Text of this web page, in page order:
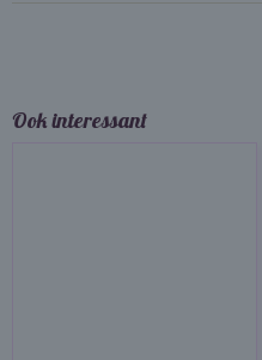
Ook interessant